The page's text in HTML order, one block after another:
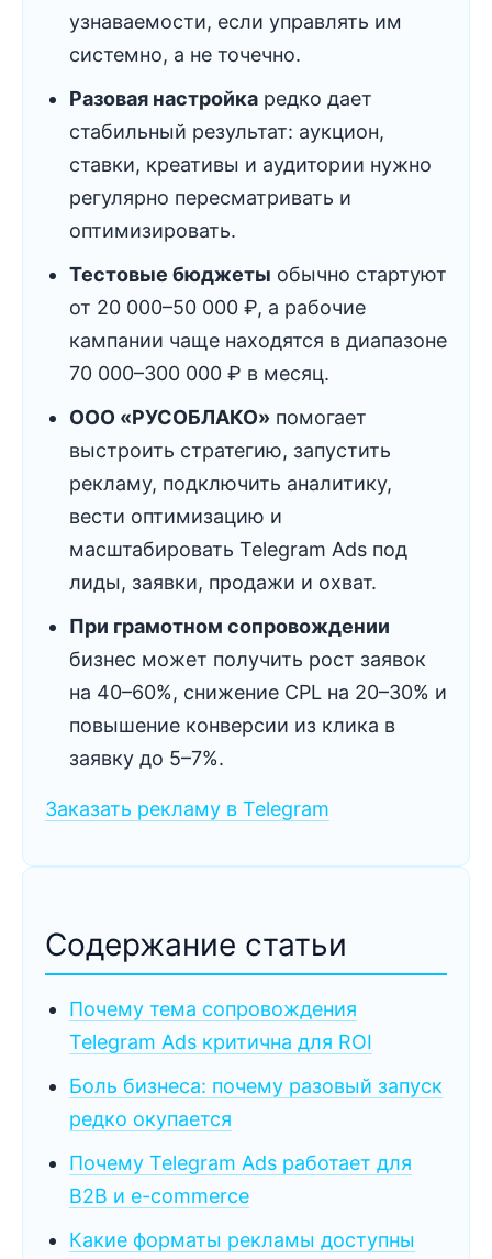
узнаваемости, если управлять им
системно, а не точечно.
Разовая настройка редко дает
стабильный результат: аукцион,
ставки, креативы и аудитории нужно
регулярно пересматривать и
оптимизировать.
Тестовые бюджеты обычно стартуют
от 20 000–50 000 ₽, а рабочие
кампании чаще находятся в диапазоне
70 000–300 000 ₽ в месяц.
ООО «РУСОБЛАКО» помогает
выстроить стратегию, запустить
рекламу, подключить аналитику,
вести оптимизацию и
масштабировать Telegram Ads под
лиды, заявки, продажи и охват.
При грамотном сопровождении
бизнес может получить рост заявок
на 40–60%, снижение CPL на 20–30% и
повышение конверсии из клика в
заявку до 5–7%.
Заказать рекламу в Telegram
Содержание статьи
Почему тема сопровождения
Telegram Ads критична для ROI
Боль бизнеса: почему разовый запуск
редко окупается
Почему Telegram Ads работает для
B2B и e-commerce
Какие форматы рекламы доступны